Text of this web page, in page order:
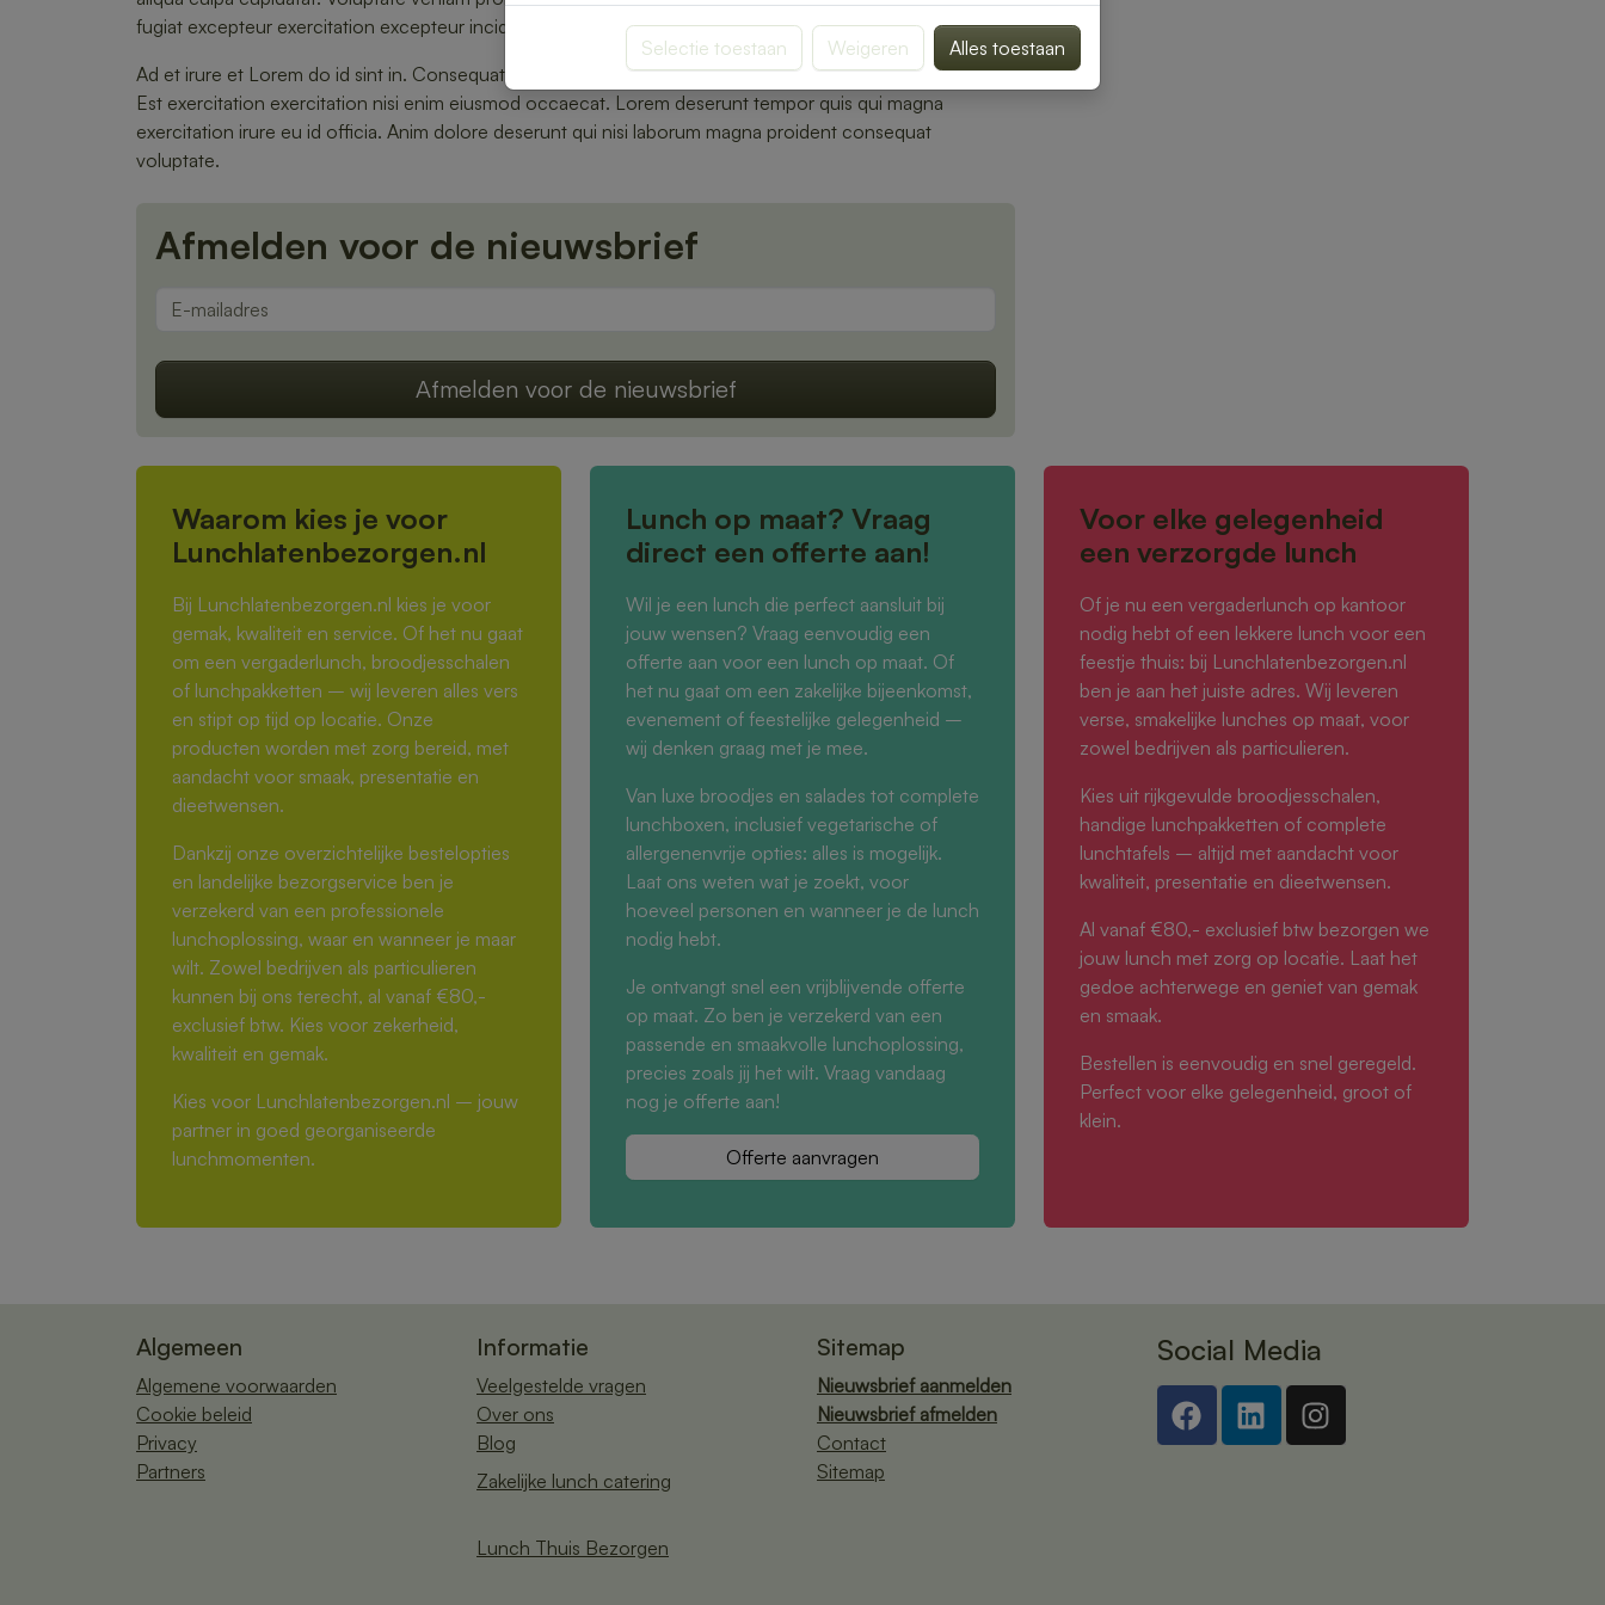
fugiat excepteur exercitation excepteur incididunt.
Ad et irure et Lorem do id sint in. Consequat nisi minim sunt minim ipsum laborum duis nostrud adipisicing.
Est exercitation exercitation nisi enim eiusmod occaecat. Lorem deserunt tempor quis qui magna
exercitation irure eu id officia. Anim dolore deserunt qui nisi laborum magna proident consequat
voluptate.
Afmelden voor de nieuwsbrief
Afmelden voor de nieuwsbrief
Waarom kies je voor
Lunchlatenbezorgen.nl
Bij Lunchlatenbezorgen.nl kies je voor
gemak, kwaliteit en service. Of het nu gaat
om een vergaderlunch, broodjesschalen
of lunchpakketten – wij leveren alles vers
en stipt op tijd op locatie. Onze
producten worden met zorg bereid, met
aandacht voor smaak, presentatie en
dieetwensen.
Dankzij onze overzichtelijke bestelopties
en landelijke bezorgservice ben je
verzekerd van een professionele
lunchoplossing, waar en wanneer je maar
wilt. Zowel bedrijven als particulieren
kunnen bij ons terecht, al vanaf €80,-
exclusief btw. Kies voor zekerheid,
kwaliteit en gemak.
Kies voor Lunchlatenbezorgen.nl – jouw
partner in goed georganiseerde
lunchmomenten.
Lunch op maat? Vraag
direct een offerte aan!
Wil je een lunch die perfect aansluit bij
jouw wensen? Vraag eenvoudig een
offerte aan voor een lunch op maat. Of
het nu gaat om een zakelijke bijeenkomst,
evenement of feestelijke gelegenheid –
wij denken graag met je mee.
Van luxe broodjes en salades tot complete
lunchboxen, inclusief vegetarische of
allergenenvrije opties: alles is mogelijk.
Laat ons weten wat je zoekt, voor
hoeveel personen en wanneer je de lunch
nodig hebt.
Je ontvangt snel een vrijblijvende offerte
op maat. Zo ben je verzekerd van een
passende en smaakvolle lunchoplossing,
precies zoals jij het wilt. Vraag vandaag
nog je offerte aan!
Offerte aanvragen
Voor elke gelegenheid
een verzorgde lunch
Of je nu een vergaderlunch op kantoor
nodig hebt of een lekkere lunch voor een
feestje thuis: bij Lunchlatenbezorgen.nl
ben je aan het juiste adres. Wij leveren
verse, smakelijke lunches op maat, voor
zowel bedrijven als particulieren.
Kies uit rijkgevulde broodjesschalen,
handige lunchpakketten of complete
lunchtafels – altijd met aandacht voor
kwaliteit, presentatie en dieetwensen.
Al vanaf €80,- exclusief btw bezorgen we
jouw lunch met zorg op locatie. Laat het
gedoe achterwege en geniet van gemak
en smaak.
Bestellen is eenvoudig en snel geregeld.
Perfect voor elke gelegenheid, groot of
klein.
Algemeen
Algemene voorwaarden
Cookie beleid
Privacy
Partners
Informatie
Veelgestelde vragen
Over ons
Blog
Zakelijke lunch catering
Lunch Thuis Bezorgen
Sitemap
Nieuwsbrief aanmelden
Nieuwsbrief afmelden
Contact
Sitemap
Social Media
Selectie toestaan Weigeren Alles toestaan